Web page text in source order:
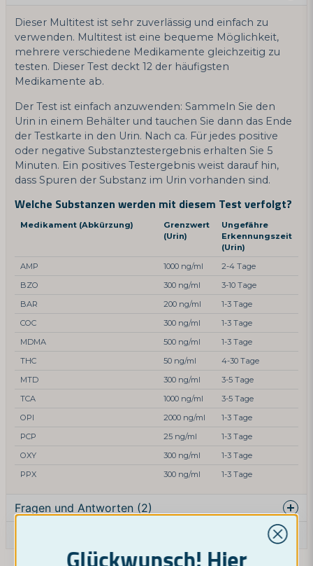
Dieser Multitest ist sehr zuverlässig und einfach zu
verwenden. Multitest ist eine bequeme Möglichkeit,
mehrere verschiedene Medikamente gleichzeitig zu
testen. Dieser Test deckt 12 der häufigsten
Medikamente ab.
Der Test ist einfach anzuwenden: Sammeln Sie den
Urin in einem Behälter und tauchen Sie dann das Ende
der Testkarte in den Urin. Nach ca. Für jedes positive
oder negative Substanztestergebnis erhalten Sie 5
Minuten. Ein positives Testergebnis weist darauf hin,
dass Spuren der Substanz im Urin vorhanden sind.
Welche Substanzen werden mit diesem Test verfolgt?
Medikament (Abkürzung)
Grenzwert
(Urin)
Ungefähre
Erkennungszeit
(Urin)
AMP
1000 ng/ml
2-4 Tage
BZO
300 ng/ml
3-10 Tage
BAR
200 ng/ml
1-3 Tage
COC
300 ng/ml
1-3 Tage
MDMA
500 ng/ml
1-3 Tage
THC
50 ng/ml
4-30 Tage
MTD
300 ng/ml
3-5 Tage
TCA
1000 ng/ml
3-5 Tage
OPI
2000 ng/ml
1-3 Tage
PCP
25 ng/ml
1-3 Tage
OXY
300 ng/ml
1-3 Tage
PPX
300 ng/ml 1-3 Tage
Fragen und Antworten (2)
Challe gefragtvor 2 Jahren